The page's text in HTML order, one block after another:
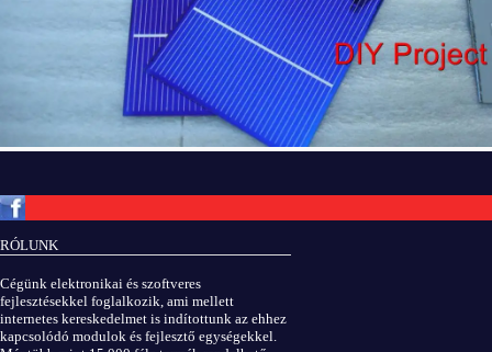
RÓLUNK
Cégünk elektronikai és szoftveres
fejlesztésekkel foglalkozik, ami mellett
internetes kereskedelmet is indítottunk az ehhez
kapcsolódó modulok és fejlesztő egységekkel.